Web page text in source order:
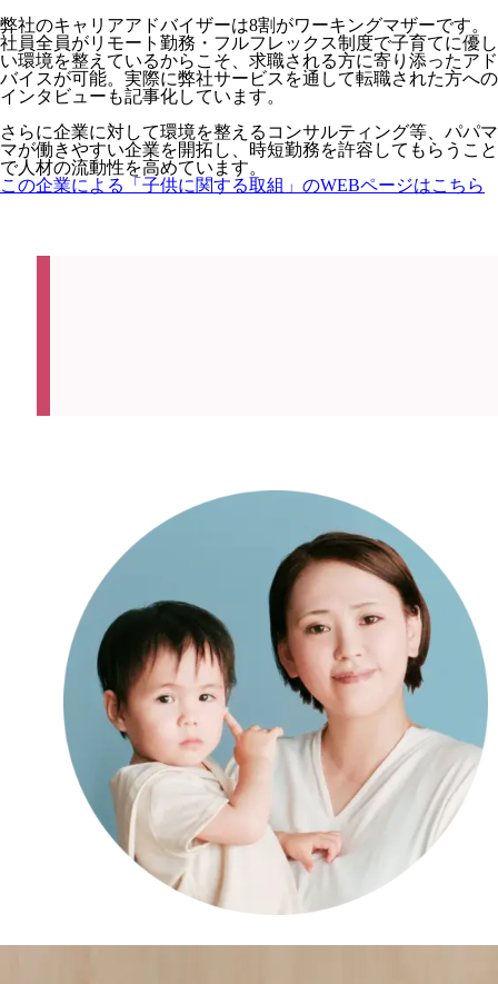
弊社のキャリアアドバイザーは8割がワーキングマザーです。
社員全員がリモート勤務・フルフレックス制度で子育てに優し
い環境を整えているからこそ、求職される方に寄り添ったアド
バイスが可能。実際に弊社サービスを通して転職された方への
インタビューも記事化しています。
さらに企業に対して環境を整えるコンサルティング等、パパマ
マが働きやすい企業を開拓し、時短勤務を許容してもらうこと
で人材の流動性を高めています。
この企業による「子供に関する取組」のWEBページはこちら